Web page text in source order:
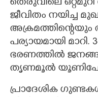
തെരുവിലെ ഒറ്റമുറി
ജീവിതം നയിച്ച
പര്യായമായി
ഭരണത്തിൽ
തൃണമൂൽ
പ്രാദേശിക